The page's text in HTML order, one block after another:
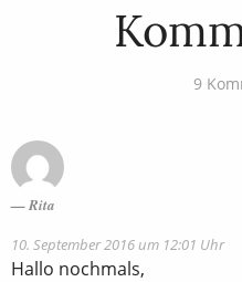
9
Rita
10. September 2016 um 12:01 Uhr
Hallo nochmals,